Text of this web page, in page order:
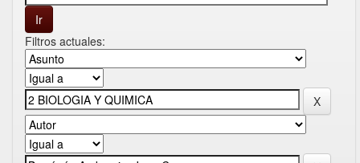
Filtros actuales: